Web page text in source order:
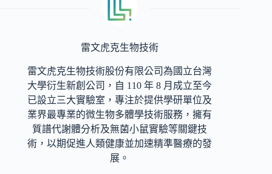
雷文虎克生物技術
雷文虎克生物技術股份有限公司為國立台灣
大學衍生新創公司，自 110 年 8 月成立至今
已設立三大實驗室，專注於提供學研單位及
業界最專業的微生物多體學技術服務，擁有
質譜代謝體分析及無菌小鼠實驗等關鍵技
術，以期促進人類健康並加速精準醫療的發
展。